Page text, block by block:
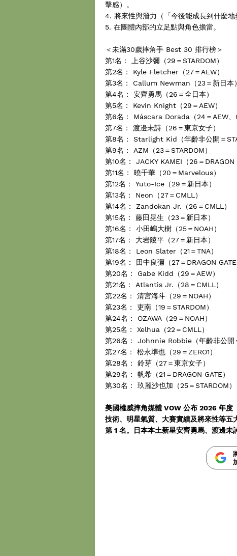
擊感）。
4. 將來性與潛力（「今後能成長到什麼地
5. 在團體內部的立足點與角色擔當。
＜未滿30歲摔角手 Best 30 排行榜＞
第1名： 上谷沙彌（29＝STARDOM）
第2名： Kyle Fletcher（27＝AEW）
第3名： Callum Newman（23＝新日本）
第4名： 安齊勇馬（26＝全日本）
第5名： Kevin Knight（29＝AEW）
第6名： Máscara Dorada（24＝AEW、
第7名： 渡邊未詩（26＝東京女子）
第8名： Starlight Kid（年齡非公開＝
第9名： AZM（23＝STARDOM）
第10名： JACKY KAMEI（26＝DRAGON
第11名： 曉千華（20＝Marvelous）
第12名： Yuto-Ice（29＝新日本）
第13名： Neon（27＝CMLL）
第14名： Zandokan Jr.（26＝CMLL）
第15名： 藤田晃生（23＝新日本）
第16名： 小田嶋大樹（25＝NOAH）
第17名： 大岩陵平（27＝新日本）
第18名： Leon Slater（21＝TNA）
第19名： 田中良彌（27＝DRAGON GATE
第20名： Gabe Kidd（29＝AEW）
第21名： Atlantis Jr.（28＝CMLL）
第22名： 清宮海斗（29＝NOAH）
第23名： 吏南（19＝STARDOM）
第24名： OZAWA（29＝NOAH）
第25名： Xelhua（22＝CMLL）
第26名： Johnnie Robbie（年齡非公開
第27名： 松永準也（29＝ZERO1）
第28名： 鈴芽（27＝東京女子）
第29名： 帆希（21＝DRAGON GATE）
第30名： 玖麗沙也加（25＝STARDOM）
美國權威摔角媒體 VOW 公布 2026 年度
技術、明星氣質、大賽實績及將來性等
第 1 名。日本本土新星安齊勇馬、渡邊